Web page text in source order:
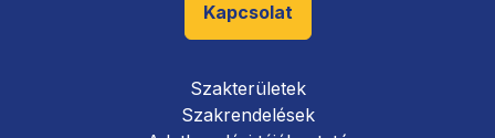
Kapcsolat
Szakterületek
Szakrendelések